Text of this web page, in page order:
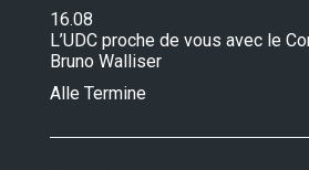
16.08
L’UDC proche de vous avec le
Bruno Walliser
Alle Termine